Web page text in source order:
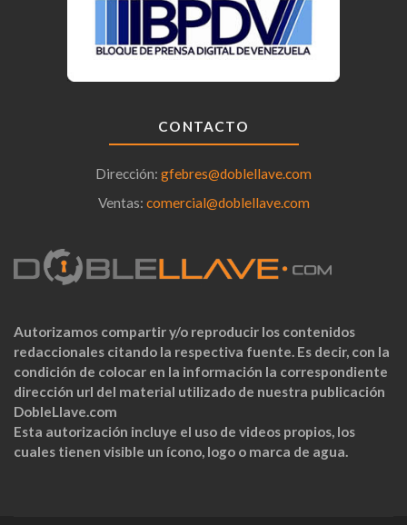
CONTACTO
Dirección: gfebres@doblellave.com
Ventas: comercial@doblellave.com
Autorizamos compartir y/o reproducir los contenidos
redaccionales citando la respectiva fuente. Es decir, con la
condición de colocar en la información la correspondiente
dirección url del material utilizado de nuestra publicación
DobleLlave.com
Esta autorización incluye el uso de videos propios, los
cuales tienen visible un ícono, logo o marca de agua.